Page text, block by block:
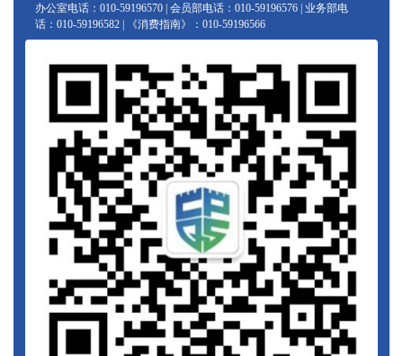
办公室电话：010-59196570 | 会员部电话：010-59196576 | 业务部电
话：010-59196582 | 《消费指南》：010-59196566